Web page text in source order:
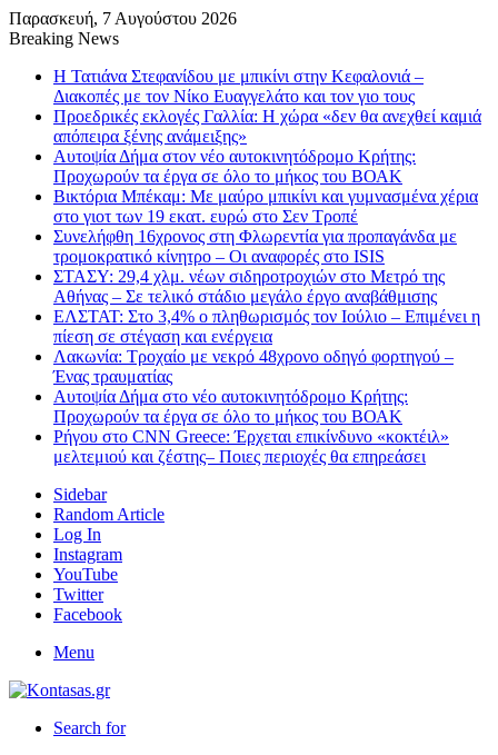
Παρασκευή, 7 Αυγούστου 2026
Breaking News
Η Τατιάνα Στεφανίδου με μπικίνι στην Κεφαλονιά –
Διακοπές με τον Νίκο Ευαγγελάτο και τον γιο τους
Προεδρικές εκλογές Γαλλία: Η χώρα «δεν θα ανεχθεί καμιά
απόπειρα ξένης ανάμειξης»
Αυτοψία Δήμα στον νέο αυτοκινητόδρομο Κρήτης:
Προχωρούν τα έργα σε όλο το μήκος του ΒΟΑΚ
Βικτόρια Μπέκαμ: Με μαύρο μπικίνι και γυμνασμένα χέρια
στο γιοτ των 19 εκατ. ευρώ στο Σεν Τροπέ
Συνελήφθη 16χρονος στη Φλωρεντία για προπαγάνδα με
τρομοκρατικό κίνητρο – Οι αναφορές στο ISIS
ΣΤΑΣΥ: 29,4 χλμ. νέων σιδηροτροχιών στο Μετρό της
Αθήνας – Σε τελικό στάδιο μεγάλο έργο αναβάθμισης
ΕΛΣΤΑΤ: Στο 3,4% ο πληθωρισμός τον Ιούλιο – Επιμένει η
πίεση σε στέγαση και ενέργεια
Λακωνία: Τροχαίο με νεκρό 48χρονο οδηγό φορτηγού –
Ένας τραυματίας
Αυτοψία Δήμα στο νέο αυτοκινητόδρομο Κρήτης:
Προχωρούν τα έργα σε όλο το μήκος του ΒΟΑΚ
Ρήγου στο CNN Greece: Έρχεται επικίνδυνο «κοκτέιλ»
μελτεμιού και ζέστης– Ποιες περιοχές θα επηρεάσει
Sidebar
Random Article
Log In
Instagram
YouTube
Twitter
Facebook
Menu
Search for